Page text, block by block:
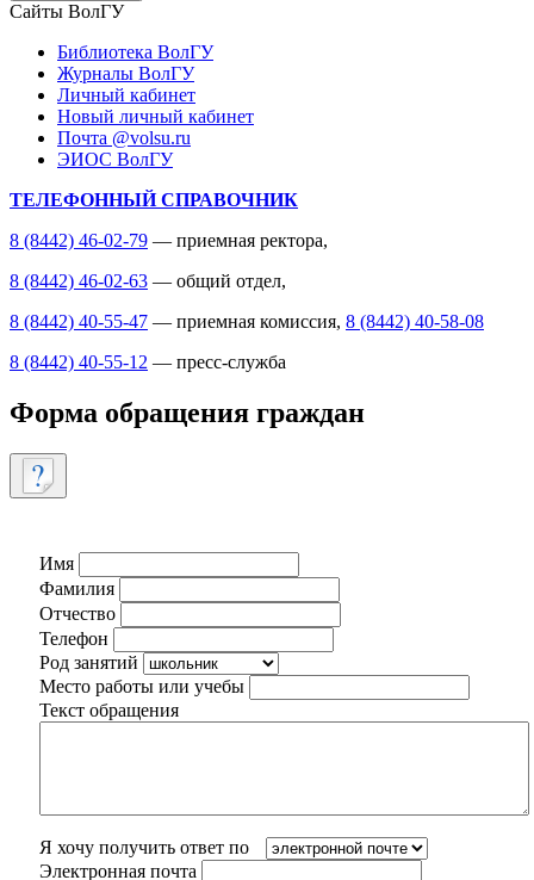
Сайты ВолГУ
Библиотека ВолГУ
Журналы ВолГУ
Личный кабинет
Новый личный кабинет
Почта @volsu.ru
ЭИОС ВолГУ
ТЕЛЕФОННЫЙ СПРАВОЧНИК
8 (8442) 46-02-79 — приемная ректора,
8 (8442) 46-02-63 — общий отдел,
8 (8442) 40-55-47 — приемная комиссия, 8 (8442) 40-58-08
8 (8442) 40-55-12 — пресс-служба
Форма обращения граждан
Имя
Фамилия
Отчество
Телефон
Род занятий
Место работы или учебы
Текст обращения
Я хочу получить ответ по
Электронная почта